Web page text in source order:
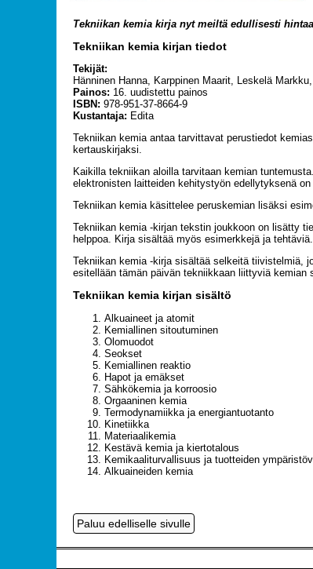
Tekniikan kemia kirja nyt meiltä edullisesti
Tekniikan kemia kirjan tiedot
Tekijät:
Hänninen Hanna, Karppinen Maarit, Leskelä
Painos: 16. uudistettu painos
ISBN: 978-951-37-8664-9
Kustantaja: Edita
Tekniikan kemia antaa tarvittavat perustiedot
kertauskirjaksi.
Kaikilla tekniikan aloilla tarvitaan kemian
elektronisten laitteiden kehitystyön edellytyksenä
Tekniikan kemia käsittelee peruskemian lisäksi
Tekniikan kemia -kirjan tekstin joukkoon on lisätty
helppoa. Kirja sisältää myös esimerkkejä ja
Tekniikan kemia -kirja sisältää selkeitä tiivistelmiä,
esitellään tämän päivän tekniikkaan liittyviä kemian
Tekniikan kemia kirjan sisältö
Alkuaineet ja atomit
Kemiallinen sitoutuminen
Olomuodot
Seokset
Kemiallinen reaktio
Hapot ja emäkset
Sähkökemia ja korroosio
Orgaaninen kemia
Termodynamiikka ja energiantuotanto
Kinetiikka
Materiaalikemia
Kestävä kemia ja kiertotalous
Kemikaaliturvallisuus ja tuotteiden
Alkuaineiden kemia